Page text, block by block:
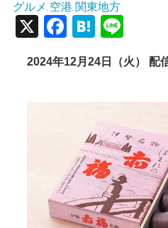
グルメ 空港 関東地方
X Facebook
Hatena
2024年12月24日（火） 配